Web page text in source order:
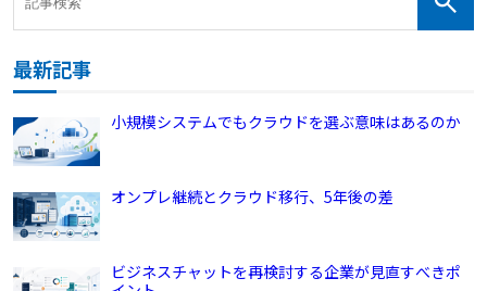
最新記事
小規模システムでもクラウドを選ぶ意味はあるのか
オンプレ継続とクラウド移行、5年後の差
ビジネスチャットを再検討する企業が見直すべきポ